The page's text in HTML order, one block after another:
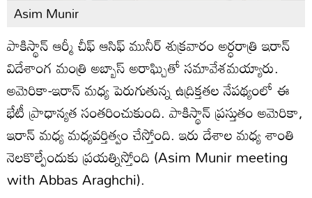
Asim Munir
పాకిస్థాన్ ఆర్మీ చీఫ్ ఆసిఫ్ మునీర్ శుక్రవారం అర్ధరాత్రి ఇరాన్
విదేశాంగ మంత్రి అబ్బాస్ అరాఘ్చితో సమావేశమయ్యారు.
అమెరికా-ఇరాన్ మధ్య పెరుగుతున్న ఉద్రిక్తతల నేపథ్యంలో ఈ
భేటీ ప్రాధాన్యత సంతరించుకుంది. పాకిస్థాన్ ప్రస్తుతం అమెరికా,
ఇరాన్ మధ్య మధ్యవర్తిత్వం చేస్తోంది. ఇరు దేశాల మధ్య శాంతి
నెలకొల్పేందుకు ప్రయత్నిస్తోంది (Asim Munir meeting
with Abbas Araghchi).